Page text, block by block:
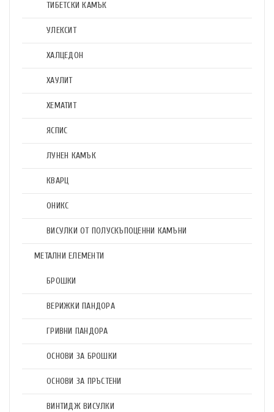
ТИБЕТСКИ КАМЪК
УЛЕКСИТ
ХАЛЦЕДОН
ХАУЛИТ
ХЕМАТИТ
ЯСПИС
ЛУНЕН КАМЪК
КВАРЦ
ОНИКС
ВИСУЛКИ ОТ ПОЛУСКЪПОЦЕННИ КАМЪНИ
МЕТАЛНИ ЕЛЕМЕНТИ
БРОШКИ
ВЕРИЖКИ ПАНДОРА
ГРИВНИ ПАНДОРА
ОСНОВИ ЗА БРОШКИ
ОСНОВИ ЗА ПРЪСТЕНИ
ВИНТИДЖ ВИСУЛКИ